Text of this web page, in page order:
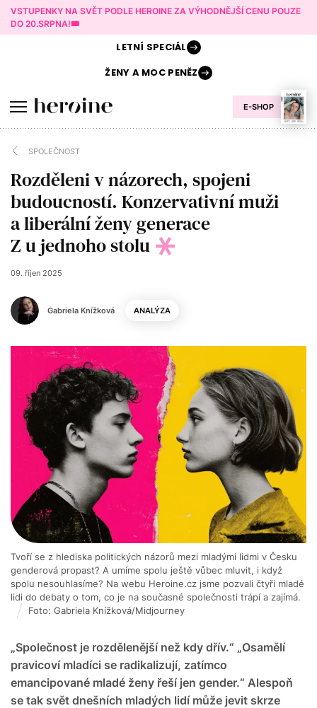
VSTUPENKY NA SVĚT PODLE HEROINE ZA VÝHODNĚJŠÍ CENU POUZE
DO 20.SRPNA!🎟️
E-SHOP
LETNÍ SPECIÁL
ŽENY AMOC PENĚZ
SPOLEČNOST
Rozděleni v názorech, spojeni
budoucností. Konzervativní muži
a liberální ženy generace
Z u jednoho stolu
Gabriela Knížková
09. říjen 2025
ANALÝZA
„Společnost je rozdělenější než kdy dřív.“ „Osamělí
pravicoví mladíci se radikalizují, zatímco
emancipované mladé ženy řeší jen gender.“ Alespoň
se tak svět dnešních mladých lidí může jevit skrze
Tvoří se z hlediska politických názorů mezi mladými lidmi v Česku
genderová propast? A umíme spolu ještě vůbec mluvit, i když
spolu nesouhlasíme? Na webu Heroine.cz jsme pozvali čtyři mladé
lidi do debaty o tom, co je na současné společnosti trápí a zajímá.
Foto: Gabriela Knížková/Midjourney